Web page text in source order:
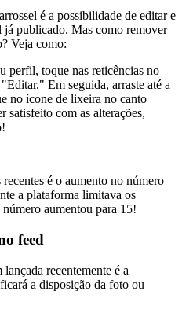
é a possibilidade de editar e
já publicado. Mas como remover
Veja como:
perfil, toque nas reticências no
Em seguida, arraste até a
no ícone de lixeira no canto
satisfeito com as alterações,
é o aumento no número
a plataforma limitava os
aumentou para 15!
feed
recentemente é a
a disposição da foto ou